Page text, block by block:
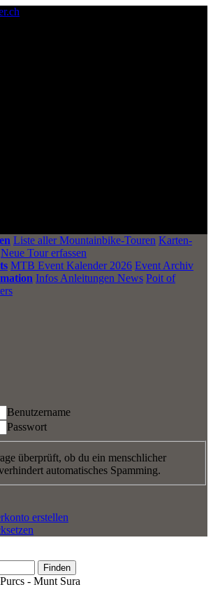
Liste aller Mountainbike-Touren Karten-
Neue Tour erfassen
MTB Event Kalender 2026 Event Archiv
Infos Anleitungen News Poit of
Benutzername
Passwort
überprüft, ob du ein menschlicher
automatisches Spamming.
erstellen
Finden